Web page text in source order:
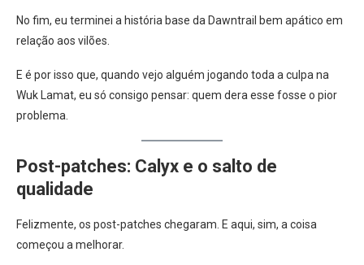
No fim, eu terminei a história base da Dawntrail bem apático em
relação aos vilões.
E é por isso que, quando vejo alguém jogando toda a culpa na
Wuk Lamat, eu só consigo pensar: quem dera esse fosse o pior
problema.
Post-patches: Calyx e o salto de
qualidade
Felizmente, os post-patches chegaram. E aqui, sim, a coisa
começou a melhorar.